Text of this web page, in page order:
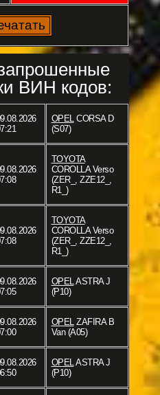
ВИН кодов:
OPEL CORSA D
(S07)
TOYOTA
COROLLA Verso
(ZER_, ZZE12_,
R1_)
TOYOTA
COROLLA Verso
(ZER_, ZZE12_,
R1_)
OPEL ASTRA J
(P10)
OPEL ZAFIRA B
Van (A05)
OPEL ASTRA J
(P10)